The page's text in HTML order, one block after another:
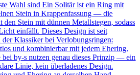
Wahl sind Ein Solitär ist ein Ring mit
Stein in Krappenfassung — die
den Stein mit dünnen Metallstegen, sodass
einfällt. Dieses Design ist seit
der Klassiker bei Verlobungsringen:
und kombinierbar mit jedem Ehering.
bei by-s nutzen genau dieses Prinzip — ein
Linie, kein überladenes Design.